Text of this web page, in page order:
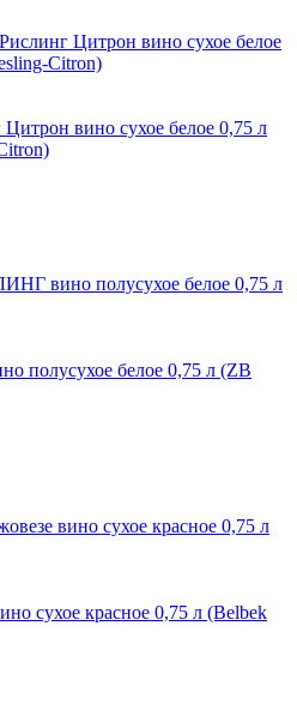
вино сухое белое 0,75 л
полусухое белое 0,75 л (ZB
сухое красное 0,75 л (Belbek